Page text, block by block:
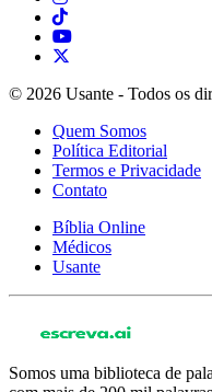
© 2026 Usante - Todos os
Quem Somos
Política Editorial
Termos e Privacidade
Contato
Bíblia Online
Médicos
Usante
Somos uma biblioteca de